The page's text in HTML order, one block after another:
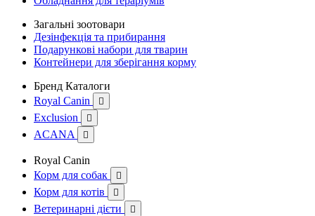
Загальні зоотовари
Дезінфекція та прибирання
Подарункові набори для тварин
Контейнери для зберігання корму
Бренд Каталоги
Royal Canin

Exclusion 
ACANA 
Royal Canin
Корм для собак

Корм для котів 
Ветеринарні дієти 